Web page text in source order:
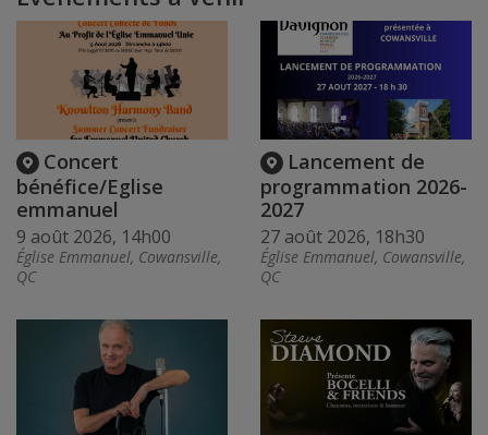
Concert
bénéfice/Eglise
emmanuel
9 août 2026, 14h00
Église Emmanuel, Cowansville,
QC
Lancement de
programmation 2026-
2027
27 août 2026, 18h30
Église Emmanuel, Cowansville,
QC